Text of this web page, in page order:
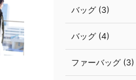
バッグ (3)
バッグ (4)
ファーバッグ (3)